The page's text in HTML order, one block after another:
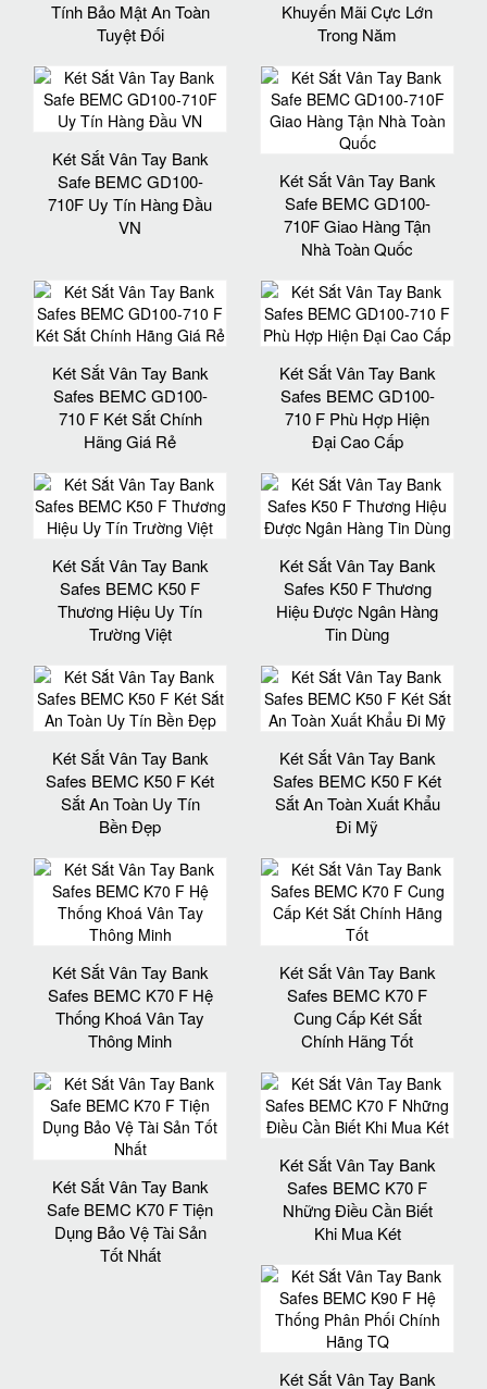
Tính Bảo Mật An Toàn
Tuyệt Đối
Khuyến Mãi Cực Lớn
Trong Năm
Két Sắt Vân Tay Bank
Safe BEMC GD100-
710F Uy Tín Hàng Đầu
VN
Két Sắt Vân Tay Bank
Safe BEMC GD100-
710F Giao Hàng Tận
Nhà Toàn Quốc
Két Sắt Vân Tay Bank
Safes BEMC GD100-
710 F Két Sắt Chính
Hãng Giá Rẻ
Két Sắt Vân Tay Bank
Safes BEMC GD100-
710 F Phù Hợp Hiện
Đại Cao Cấp
Két Sắt Vân Tay Bank
Safes BEMC K50 F
Thương Hiệu Uy Tín
Trường Việt
Két Sắt Vân Tay Bank
Safes K50 F Thương
Hiệu Được Ngân Hàng
Tin Dùng
Két Sắt Vân Tay Bank
Safes BEMC K50 F Két
Sắt An Toàn Uy Tín
Bền Đẹp
Két Sắt Vân Tay Bank
Safes BEMC K50 F Két
Sắt An Toàn Xuất Khẩu
Đi Mỹ
Két Sắt Vân Tay Bank
Safes BEMC K70 F Hệ
Thống Khoá Vân Tay
Thông Minh
Két Sắt Vân Tay Bank
Safes BEMC K70 F
Cung Cấp Két Sắt
Chính Hãng Tốt
Két Sắt Vân Tay Bank
Safe BEMC K70 F Tiện
Dụng Bảo Vệ Tài Sản
Tốt Nhất
Két Sắt Vân Tay Bank
Safes BEMC K70 F
Những Điều Cần Biết
Khi Mua Két
Két Sắt Vân Tay Bank